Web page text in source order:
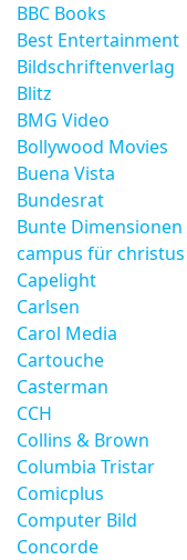
BBC Books
Best Entertainment
Bildschriftenverlag
Blitz
BMG Video
Bollywood Movies
Buena Vista
Bundesrat
Bunte Dimensionen
campus für christus
Capelight
Carlsen
Carol Media
Cartouche
Casterman
CCH
Collins & Brown
Columbia Tristar
Comicplus
Computer Bild
Concorde